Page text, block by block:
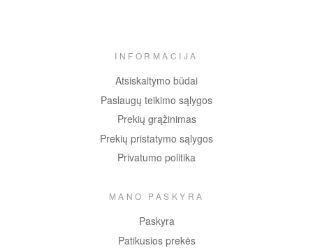
INFORMACIJA
Atsiskaitymo būdai
Paslaugų teikimo sąlygos
Prekių grąžinimas
Prekių pristatymo sąlygos
Privatumo politika
MANO PASKYRA
Paskyra
Patikusios prekės